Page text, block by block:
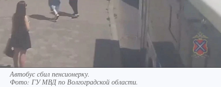
Автобус сбил пенсионерку.
Фото: ГУ МВД по Волгоградской области.